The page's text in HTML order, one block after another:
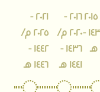
٢٠١١ - ٢٠١٥
م/ ١٤٣٢ -
٢٠١٦ -
٢٠٢٠ م/
١٤٣٦ -
١٤٤١ هـ
٢٠٢١ -
٢٠٢٥ م/
١٤٤٢ -
١٤٤٦ هـ